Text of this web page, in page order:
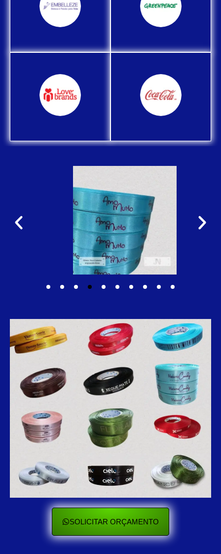
SOLICITAR ORÇAMENTO